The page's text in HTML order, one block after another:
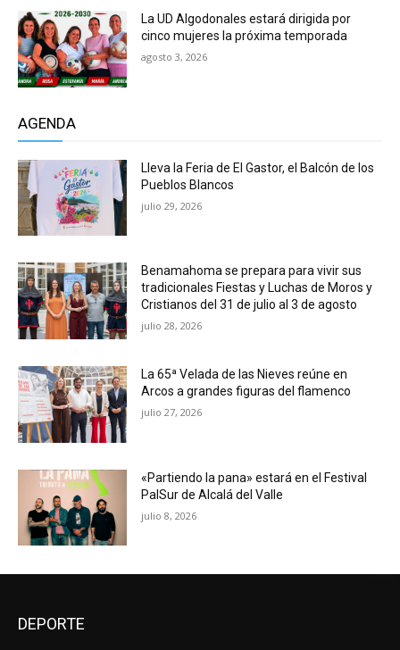
La UD Algodonales estará dirigida por
cinco mujeres la próxima temporada
agosto 3, 2026
AGENDA
Lleva la Feria de El Gastor, el Balcón de los
Pueblos Blancos
julio 29, 2026
Benamahoma se prepara para vivir sus
tradicionales Fiestas y Luchas de Moros y
Cristianos del 31 de julio al 3 de agosto
julio 28, 2026
La 65ª Velada de las Nieves reúne en
Arcos a grandes figuras del flamenco
julio 27, 2026
«Partiendo la pana» estará en el Festival
PalSur de Alcalá del Valle
julio 8, 2026
DEPORTE